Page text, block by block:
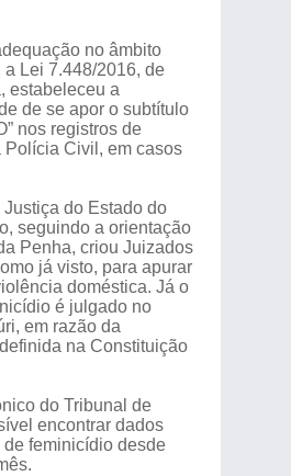
no âmbito
a Lei 7.448/2016, de
estabeleceu a
de se apor o subtítulo
nos registros de
Polícia Civil, em casos
do Estado do
seguindo a orientação
Penha, criou Juizados
já visto, para apurar
doméstica. Já o
é julgado no
em razão da
na Constituição
do Tribunal de
encontrar dados
de feminicídio desde